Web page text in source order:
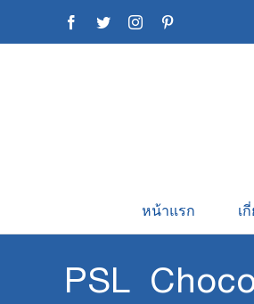
Facebook
TwitterInstagram
หน้าแรก เ
PSL